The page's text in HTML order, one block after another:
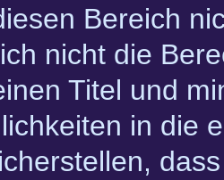
Bereich
nicht die
Titel und
in die